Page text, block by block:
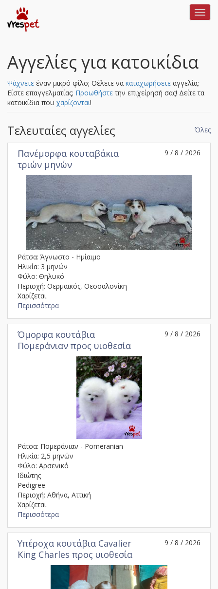
Αγγελίες για κατοικίδια
Ψάχνετε έναν μικρό φίλο; Θέλετε να καταχωρήσετε αγγελία;
Είστε επαγγελματίας; Προωθήστε την επιχείρησή σας! Δείτε τα
κατοικίδια που χαρίζονται!
Τελευταίες αγγελίες Όλες
Πανέμορφα κουταβάκια
τριών μηνών
9 / 8 / 2026
Ράτσα: Άγνωστο - Ημίαιμο
Ηλικία: 3 μηνών
Φύλο: Θηλυκό
Περιοχή: Θερμαϊκός, Θεσσαλονίκη
Χαρίζεται
Περισσότερα
Όμορφα κουτάβια
Πομεράνιαν προς υιοθεσία
9 / 8 / 2026
Ράτσα: Πομεράνιαν - Pomeranian
Ηλικία: 2,5 μηνών
Φύλο: Αρσενικό
Ιδιώτης
Pedigree
Περιοχή: Αθήνα, Αττική
Χαρίζεται
Περισσότερα
Υπέροχα κουτάβια Cavalier
King Charles προς υιοθεσία
9 / 8 / 2026